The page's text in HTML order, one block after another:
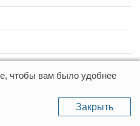
чтобы вам было удобнее
Закрыть